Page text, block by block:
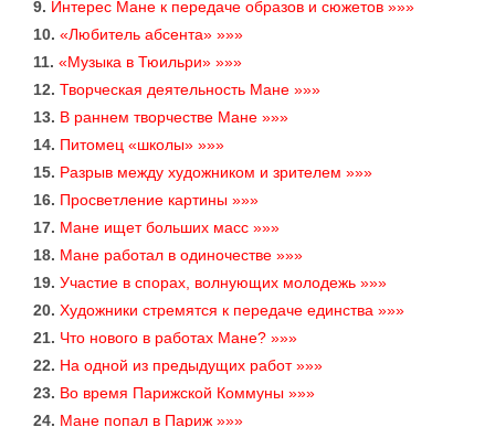
9. Интерес Мане к передаче образов и сюжетов »»»
10. «Любитель абсента» »»»
11. «Музыка в Тюильри» »»»
12. Творческая деятельность Мане »»»
13. В раннем творчестве Мане »»»
14. Питомец «школы» »»»
15. Разрыв между художником и зрителем »»»
16. Просветление картины »»»
17. Мане ищет больших масс »»»
18. Мане работал в одиночестве »»»
19. Участие в спорах, волнующих молодежь »»»
20. Художники стремятся к передаче единства »»»
21. Что нового в работах Мане? »»»
22. На одной из предыдущих работ »»»
23. Во время Парижской Коммуны »»»
24. Мане попал в Париж »»»